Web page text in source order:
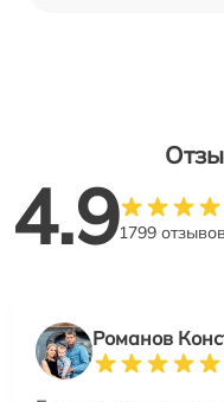
4.91799 отзывов
Романов